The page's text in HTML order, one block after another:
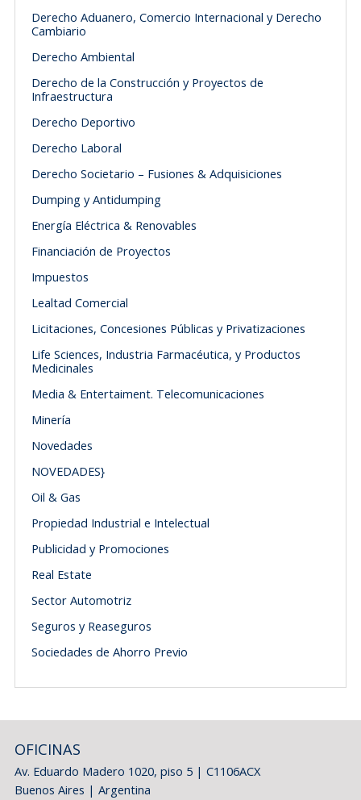
Derecho Aduanero, Comercio Internacional y Derecho
Cambiario
Derecho Ambiental
Derecho de la Construcción y Proyectos de
Infraestructura
Derecho Deportivo
Derecho Laboral
Derecho Societario – Fusiones & Adquisiciones
Dumping y Antidumping
Energía Eléctrica & Renovables
Financiación de Proyectos
Impuestos
Lealtad Comercial
Licitaciones, Concesiones Públicas y Privatizaciones
Life Sciences, Industria Farmacéutica, y Productos
Medicinales
Media & Entertaiment. Telecomunicaciones
Minería
Novedades
NOVEDADES}
Oil & Gas
Propiedad Industrial e Intelectual
Publicidad y Promociones
Real Estate
Sector Automotriz
Seguros y Reaseguros
Sociedades de Ahorro Previo
OFICINAS
Av. Eduardo Madero 1020, piso 5 | C1106ACX
Buenos Aires | Argentina